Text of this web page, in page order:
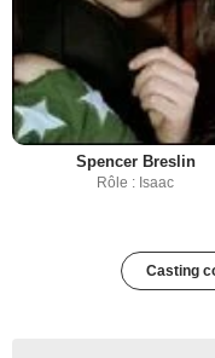
Spencer Breslin
Rôle : Isaac
Casting